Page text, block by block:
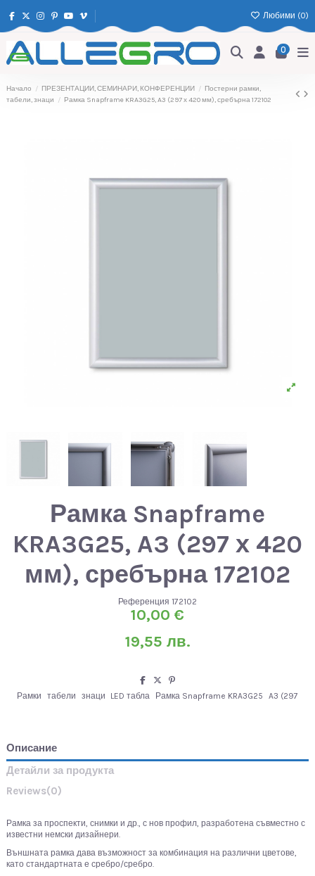
Любими (0)
0
Начало ПРЕЗЕНТАЦИИ, СЕМИНАРИ, КОНФЕРЕНЦИИ
Постерни рамки,
табели, знаци
Рамка Snapframe KRA3G25, A3 (297 х 420 мм), сребърна 172102
Рамка Snapframe
KRA3G25, A3 (297 х 420
мм), сребърна 172102
Референция 172102
10,00 €
19,55 лв.
Рамки табели знаци LED табла Рамка Snapframe KRA3G25 A3 (297
Описание
Детайли за продукта
Reviews(0)
Рамка за проспекти, снимки и др., с нов профил, разработена съвместно с
известни немски дизайнери.
Външната рамка дава възможност за комбинация на различни цветове,
като стандартната е сребро/сребро.